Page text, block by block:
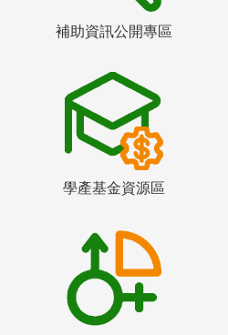
補助資訊公開專區
學產基金資源區